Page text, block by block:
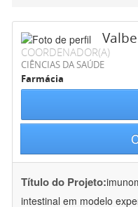
COORDENADOR(A)
CIÊNCIAS DA SAÚDE
Farmácia
Título do Projeto:
intestinal em modelo